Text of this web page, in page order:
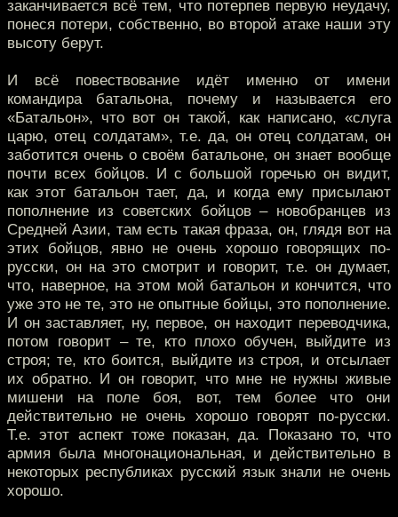
заканчивается всё тем, что потерпев первую неудачу,
понеся потери, собственно, во второй атаке наши эту
высоту берут.
И всё повествование идёт именно от имени
командира батальона, почему и называется его
«Батальон», что вот он такой, как написано, «слуга
царю, отец солдатам», т.е. да, он отец солдатам, он
заботится очень о своём батальоне, он знает вообще
почти всех бойцов. И с большой горечью он видит,
как этот батальон тает, да, и когда ему присылают
пополнение из советских бойцов – новобранцев из
Средней Азии, там есть такая фраза, он, глядя вот на
этих бойцов, явно не очень хорошо говорящих по-
русски, он на это смотрит и говорит, т.е. он думает,
что, наверное, на этом мой батальон и кончится, что
уже это не те, это не опытные бойцы, это пополнение.
И он заставляет, ну, первое, он находит переводчика,
потом говорит – те, кто плохо обучен, выйдите из
строя; те, кто боится, выйдите из строя, и отсылает
их обратно. И он говорит, что мне не нужны живые
мишени на поле боя, вот, тем более что они
действительно не очень хорошо говорят по-русски.
Т.е. этот аспект тоже показан, да. Показано то, что
армия была многонациональная, и действительно в
некоторых республиках русский язык знали не очень
хорошо.